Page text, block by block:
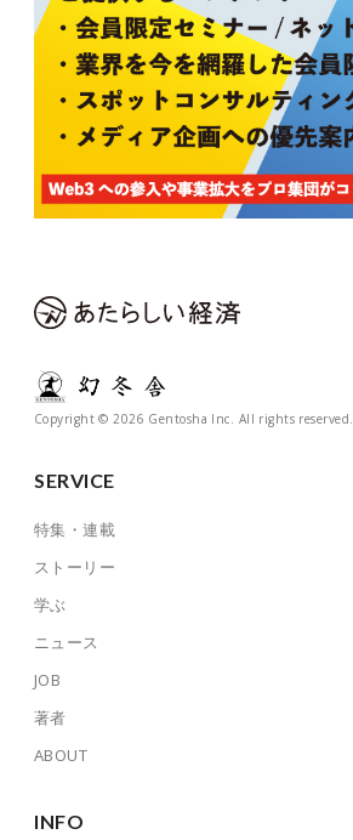
Copyright © 2026 Gentosha Inc. All rights reserved.
SERVICE
特集・連載
ストーリー
学ぶ
ニュース
JOB
著者
ABOUT
INFO